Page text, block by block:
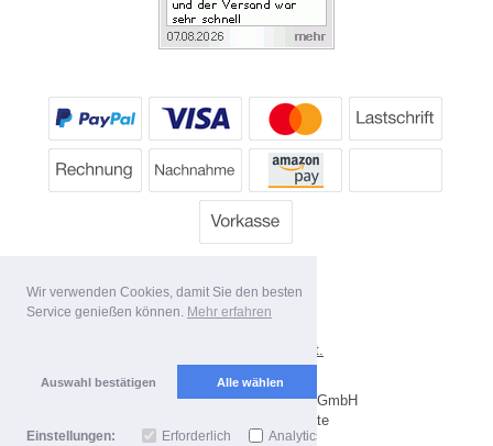
Wir verwenden Cookies, damit Sie den besten
Service genießen können. Mehr erfahren
Auswahl bestätigen Alle wählen
Einstellungen: Erforderlich Analytics
Alle Preise inkl. MwSt.
Lieferbedingungen
Copyright 2026 by Dartpoint GmbH
Mobile Shop by Shopgate